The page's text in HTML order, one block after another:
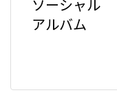
ソーシャル
アルバム